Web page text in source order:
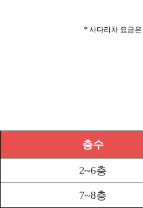
* 사다리차 요금
층수
2~6층
7~8층